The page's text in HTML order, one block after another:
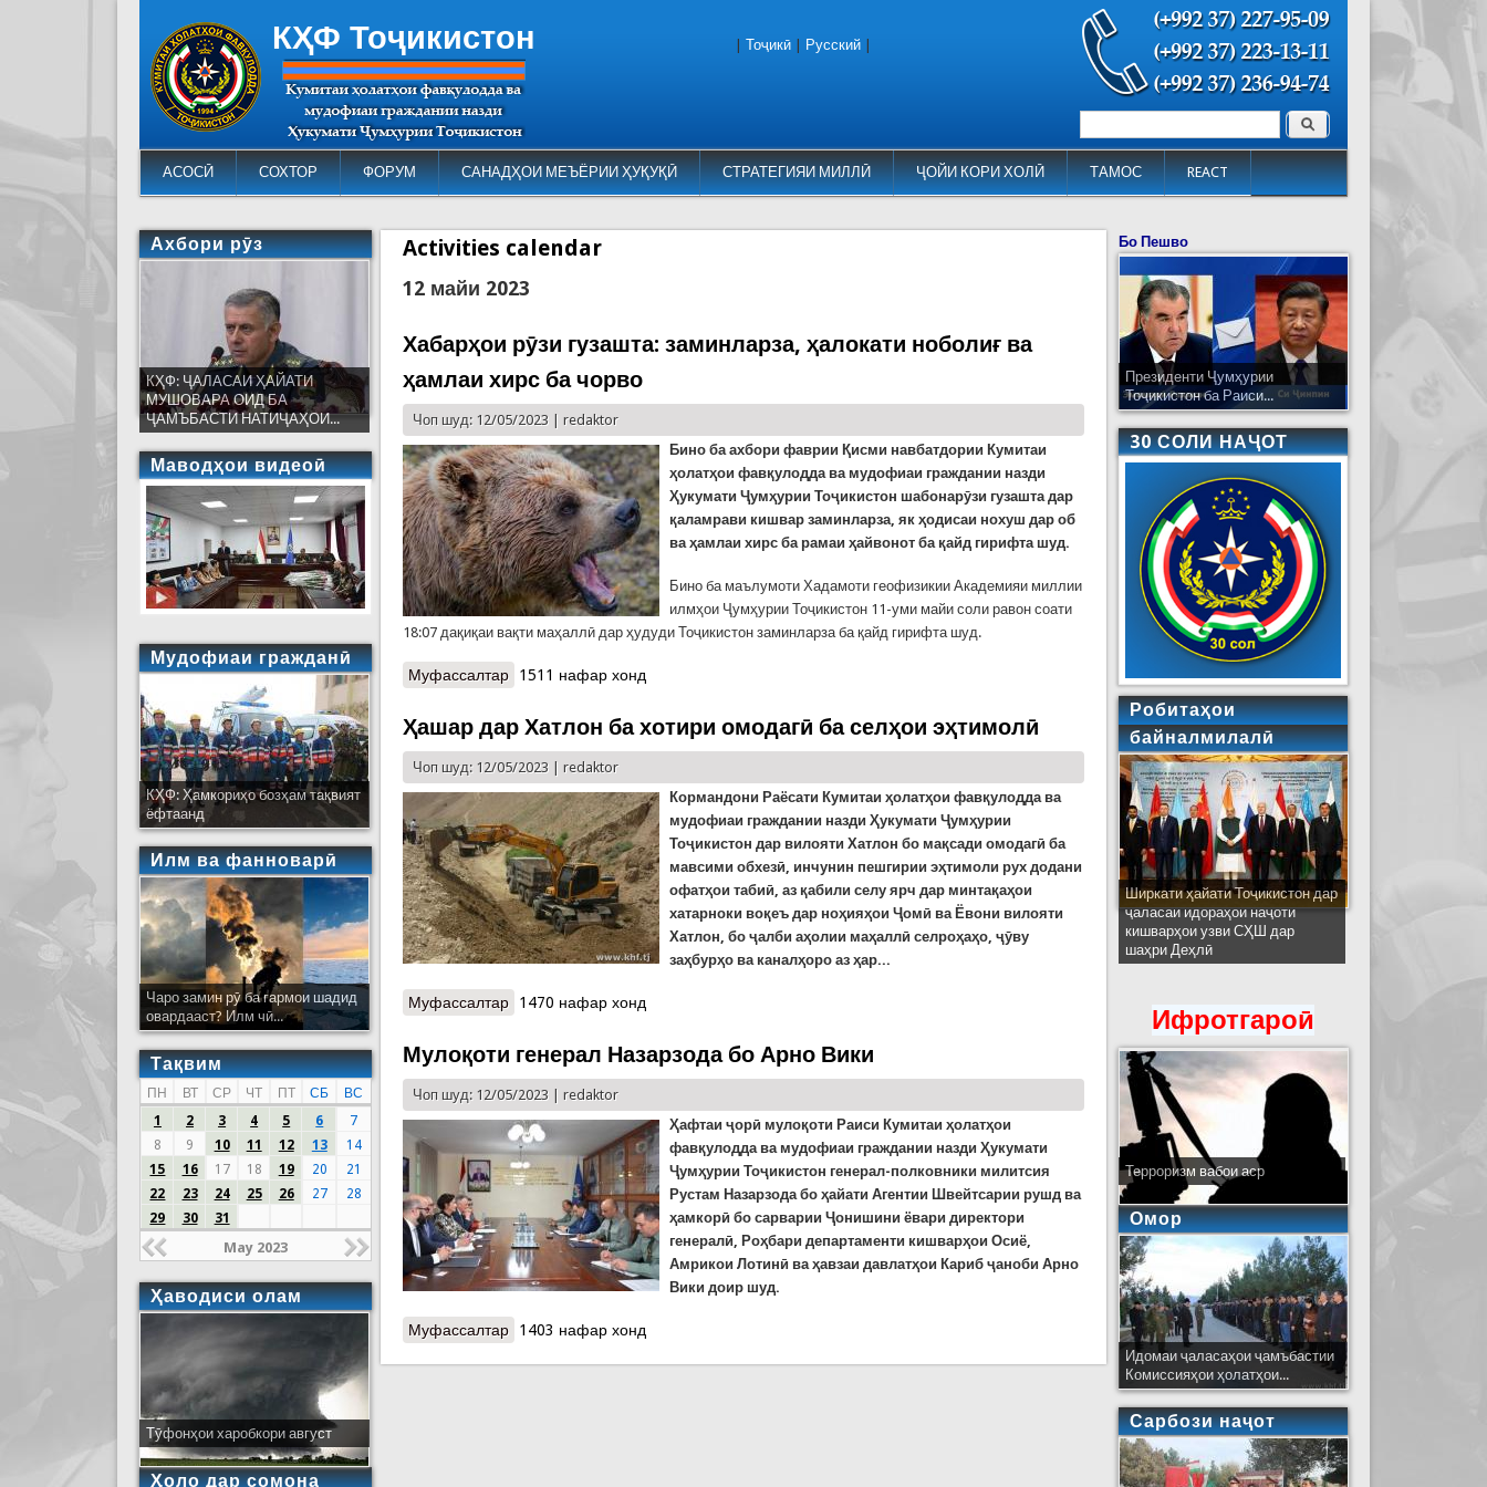
КҲФ Тоҷикистон
АСОСӢ СОХТОР ФОРУМ САНАДҲОИ МЕЪЁРИИ ҲУҚУҚӢ СТРАТЕГИЯИ МИЛЛӢ ҶОЙИ КОРИ ХОЛӢ ТАМОС REACT
Форма поиска Поиск
Тоҷикӣ Русский
Activities calendar
12 майи 2023
Хабарҳои рӯзи гузашта: заминларза, ҳалокати ноболиғ ва
ҳамлаи хирс ба чорво
Чоп шуд: 12/05/2023 |redaktor
Бино ба ахбори фаврии Қисми навбатдории Кумитаи
ҳолатҳои фавқулодда ва мудофиаи граждании назди
Ҳукумати Ҷумҳурии Тоҷикистон шабонарӯзи гузашта дар
қаламрави кишвар заминларза, як ҳодисаи нохуш дар об
ва ҳамлаи хирс ба рамаи ҳайвонот ба қайд гирифта шуд.
Бино ба маълумоти Хадамоти геофизикии Академияи миллии
илмҳои Ҷумҳурии Тоҷикистон 11-уми майи соли равон соати
18:07 дақиқаи вақти маҳаллӣ дар ҳудуди Тоҷикистон заминларза ба қайд гирифта шуд.
Муфассалтар о Хабарҳои рӯзи гузашта: заминларза, ҳалокати ноболиғ ва ҳамлаи хирс ба чорво
1511 нафар хонд
Ҳашар дар Хатлон ба хотири омодагӣ ба селҳои эҳтимолӣ
Чоп шуд: 12/05/2023 |redaktor
Кормандони Раёсати Кумитаи ҳолатҳои фавқулодда ва
мудофиаи граждании назди Ҳукумати Ҷумҳурии
Тоҷикистон дар вилояти Хатлон бо мақсади омодагӣ ба
мавсими обхезӣ, инчунин пешгирии эҳтимоли рух додани
офатҳои табиӣ, аз қабили селу ярч дар минтақаҳои
хатарноки воқеъ дар ноҳияҳои Ҷомӣ ва Ёвони вилояти
Хатлон, бо ҷалби аҳолии маҳаллӣ селроҳаҳо, ҷӯву
заҳбурҳо ва каналҳоро аз ҳар...
Муфассалтар о Ҳашар дар Хатлон ба хотири омодагӣ ба селҳои эҳтимолӣ
1470 нафар хонд
Мулоқоти генерал Назарзода бо Арно Вики
Чоп шуд: 12/05/2023 |redaktor
Ҳафтаи ҷорӣ мулоқоти Раиси Кумитаи ҳолатҳои
фавқулодда ва мудофиаи граждании назди Ҳукумати
Ҷумҳурии Тоҷикистон генерал-полковники милитсия
Рустам Назарзода бо ҳайати Агентии Швейтсарии рушд ва
ҳамкорӣ бо сарварии Ҷонишини ёвари директори
генералӣ, Роҳбари департаменти кишварҳои Осиё,
Амрикои Лотинӣ ва ҳавзаи давлатҳои Кариб ҷаноби Арно
Вики доир шуд.
Муфассалтар о Мулоқоти генерал Назарзода бо Арно Вики
1403 нафар хонд
Ахбори рӯз
КҲФ: ҶАЛАСАИ ҲАЙАТИ
МУШОВАРА ОИД БА
ҶАМЪБАСТИ НАТИҶАҲОИ...
Маводҳои видеоӣ
Мудофиаи гражданӣ
КҲФ: Ҳамкориҳо бозҳам тақвият
ёфтаанд
Илм ва фанноварӣ
Чаро замин рӯ ба гармои шадид
овардааст? Илм чӣ...
Тақвим
ПН ВТ СР ЧТ ПТ СБ
ВС
1
2 3 4 5 6
7
8
9 10 11 12 13
14
15
16 17 18 19 20
21
22
23 24 25 26 27
28
29
30 31
May 2023
Ҳаводиси олам
Тӯфонҳои харобкори август
Ҳоло дар сомона
Бо Пешво
Президенти Ҷумҳурии
Тоҷикистон ба Раиси...
30 СОЛИ НАҶОТ
Робитаҳои
байналмилалӣ
Ширкати ҳайати Тоҷикистон дар
ҷаласаи идораҳои наҷоти
кишварҳои узви СҲШ дар
шаҳри Деҳлӣ
Ифротгароӣ
Терроризм вабои аср
Омор
Идомаи ҷаласаҳои ҷамъбастии
Комиссияҳои ҳолатҳои...
Сарбози наҷот